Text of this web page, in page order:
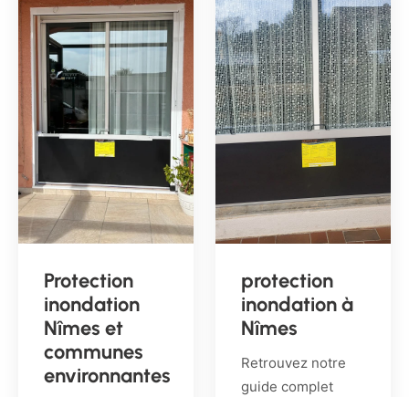
Protection
inondation
Nîmes et
communes
environnantes
protection
inondation à
Nîmes
Retrouvez notre
guide complet